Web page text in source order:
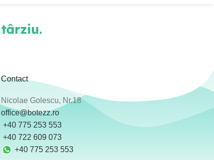
Contact
Nicolae Golescu, Nr.18
office@botezz.ro
+40 775 253 553
‪ +40 722 609 073
+40 775 253 553